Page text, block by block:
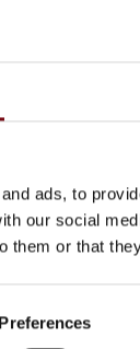
ads, to
our social
them or that
Preferences